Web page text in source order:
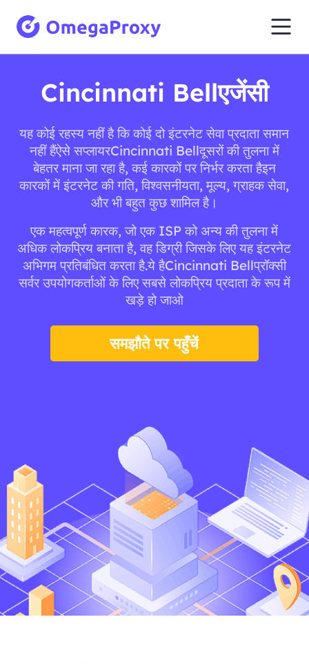
Cincinnati Bellएजेंसी
यह कोई रहस्य नहीं है कि कोई दो इंटरनेट सेवा प्रदाता समान
नहीं हैंऐसे सप्लायरCincinnati Bellदूसरों की तुलना में
बेहतर माना जा रहा है, कई कारकों पर निर्भर करता हैइन
कारकों में इंटरनेट की गति, विश्वसनीयता, मूल्य, ग्राहक सेवा,
और भी बहुत कुछ शामिल है।
एक महत्वपूर्ण कारक, जो एक ISP को अन्य की तुलना में
अधिक लोकप्रिय बनाता है, वह डिग्री जिसके लिए यह इंटरनेट
अभिगम प्रतिबंधित करता है.ये हैCincinnati Bellप्रॉक्सी
सर्वर उपयोगकर्ताओं के लिए सबसे लोकप्रिय प्रदाता के रूप में
खड़े हो जाओ
समझौते पर पहुँचें